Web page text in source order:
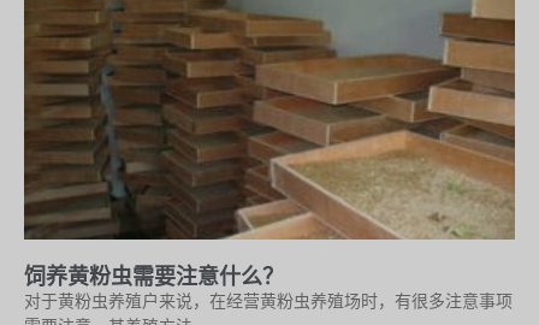
饲养黄粉虫需要注意什么？
对于黄粉虫养殖户来说，在经营黄粉虫养殖场时，有很多注意事项